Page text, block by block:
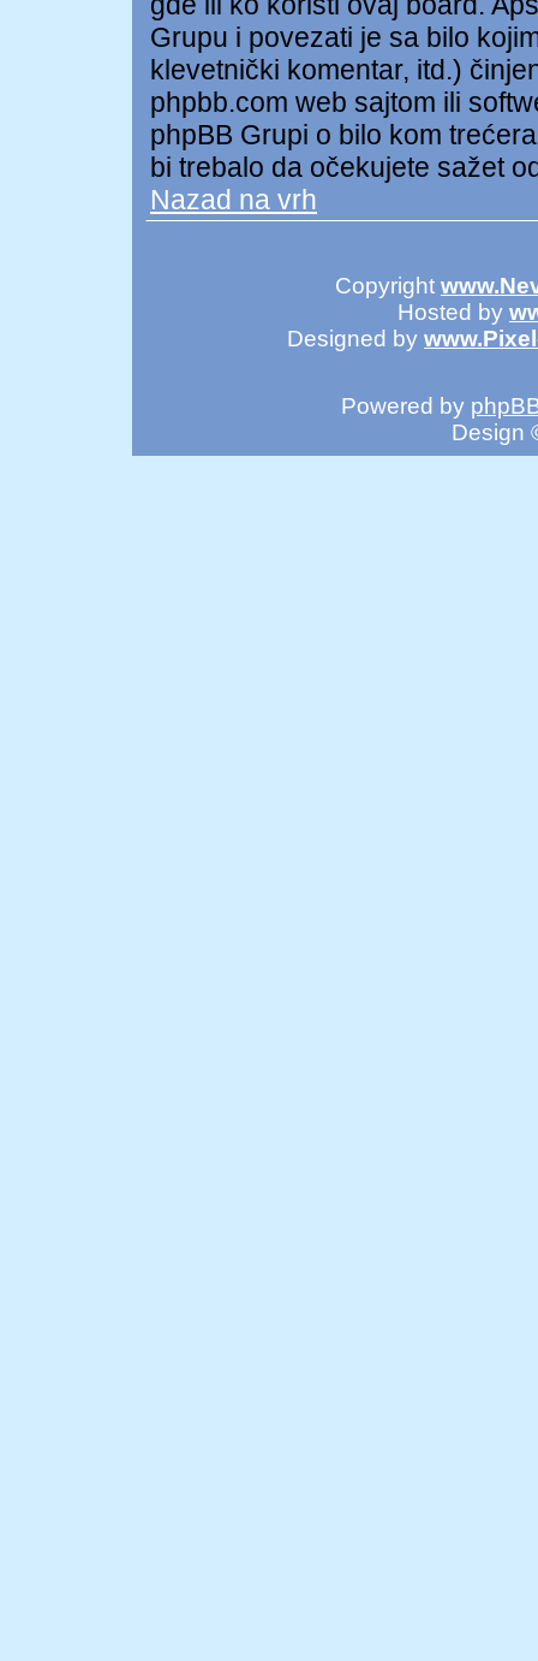
Grupu i povezati je sa bilo
klevetnički komentar, itd.)
phpbb.com web sajtom ili
phpBB Grupi o bilo kom
bi trebalo da očekujete sažet
Nazad na vrh
Copyright
Hosted by
Designed by
Powered by
Design